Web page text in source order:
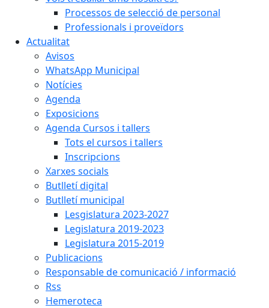
Processos de selecció de personal
Professionals i proveïdors
Actualitat
Avisos
WhatsApp Municipal
Notícies
Agenda
Exposicions
Agenda Cursos i tallers
Tots el cursos i tallers
Inscripcions
Xarxes socials
Butlletí digital
Butlletí municipal
Lesgislatura 2023-2027
Legislatura 2019-2023
Legislatura 2015-2019
Publicacions
Responsable de comunicació / informació
Rss
Hemeroteca